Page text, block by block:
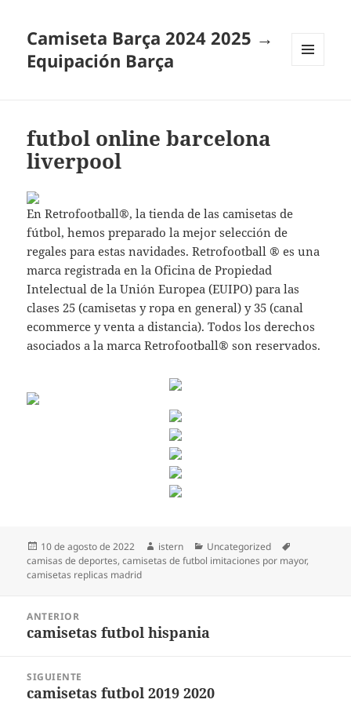
Camiseta Barça 2024 2025 →
Equipación Barça
futbol online barcelona
liverpool
En Retrofootball®, la tienda de las camisetas de
fútbol, hemos preparado la mejor selección de
regales para estas navidades. Retrofootball ® es una
marca registrada en la Oficina de Propiedad
Intelectual de la Unión Europea (EUIPO) para las
clases 25 (camisetas y ropa en general) y 35 (canal
ecommerce y venta a distancia). Todos los derechos
asociados a la marca Retrofootball® son reservados.
Publicado
el
10 de agosto de 2022 Autor
istern Categorías
Uncategorized
camisas de deportes,camisetas de futbol imitaciones por mayor,
camisetas replicas madrid
entradas
ANTERIOR
Entrada
camisetas futbol hispania
SIGUIENTE
Entrada
camisetas futbol 2019 2020